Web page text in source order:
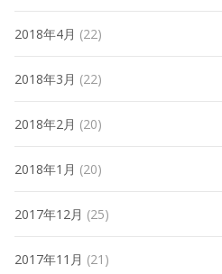
2018年4月 (22)
2018年3月 (22)
2018年2月 (20)
2018年1月 (20)
2017年12月 (25)
2017年11月 (21)